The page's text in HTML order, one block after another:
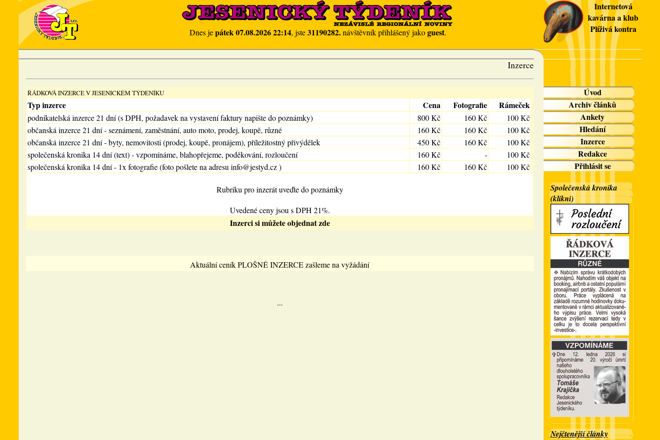
Dnes jepátek 07.08.2026 22:14, jste31190282.návštěvník přihlášený jakoguest.
Internetová
kavárna a klub
Plíživá kontra
Inzerce
ŘÁDKOVÁ INZERCE V JESENICKÉM TÝDENÍKU
Typ inzerce Cena Fotografie Rámeček
podnikatelská inzerce 21 dní (s DPH, požadavek na vystavení faktury napište do poznámky) 800 Kč 160 Kč
100 Kč
občanská inzerce 21 dní - seznámení, zaměstnání, auto moto, prodej, koupě, různé
160 Kč 160 Kč
100 Kč
občanská inzerce 21 dní - byty, nemovitosti (prodej, koupě, pronájem), příležitostný přivýdělek
450 Kč 160 Kč
100 Kč
společenská kronika 14 dní (text) - vzpomínáme, blahopřejeme, poděkování, rozloučení
160 Kč -
100 Kč
společenská kronika 14 dní - 1x fotografie (foto pošlete na adresu info@jestyd.cz )
160 Kč 160 Kč 100 Kč
Rubriku pro inzerát uveďte do poznámky
Uvedené ceny jsou s DPH 21%.
Inzerci si můžete objednat zde
Aktuální ceník PLOŠNÉ INZERCE zašleme na vyžádání
...
Úvod
Archiv článků
Ankety
Hledání
Inzerce
Redakce
Přihlásit se
Společenská kronika
(klikni)
Nejčtenější články